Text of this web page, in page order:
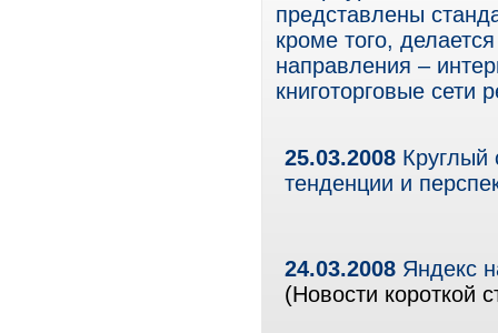
представлены
кроме того,
направления –
книготорговые сети
25.03.2008 Круглый
тенденции и
24.03.2008 Яндекс
(Новости короткой